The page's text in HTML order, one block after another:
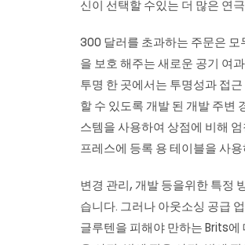
신이 선택할 수있는 더 많은 연
300 달러를 초과하는 주문은 모
을 보호 해주는 새로운 공기 여
투명 한 곳에서는 투명성과 접
할 수 있도록 개발 된 개발 주변
스템을 사용하여 상점에 비해
프레스에 등록 용 테이블을 사
변경 관리, 개발 등을위한 특정
습니다. 그러나 아웃소싱 공급
글루텐을 피해야 만하는 Brits에